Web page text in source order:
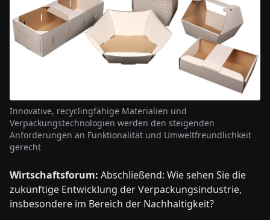
Innovative, recyclingfähige Materialien und
Verpackungstechnologien werden den steigenden
Anforderungen an Funktionalität und Umweltfreundlichkeit
gerecht
Wirtschaftsforum: Abschließend: Wie sehen Sie die
zukünftige Entwicklung der Verpackungsindustrie,
insbesondere im Bereich der Nachhaltigkeit?